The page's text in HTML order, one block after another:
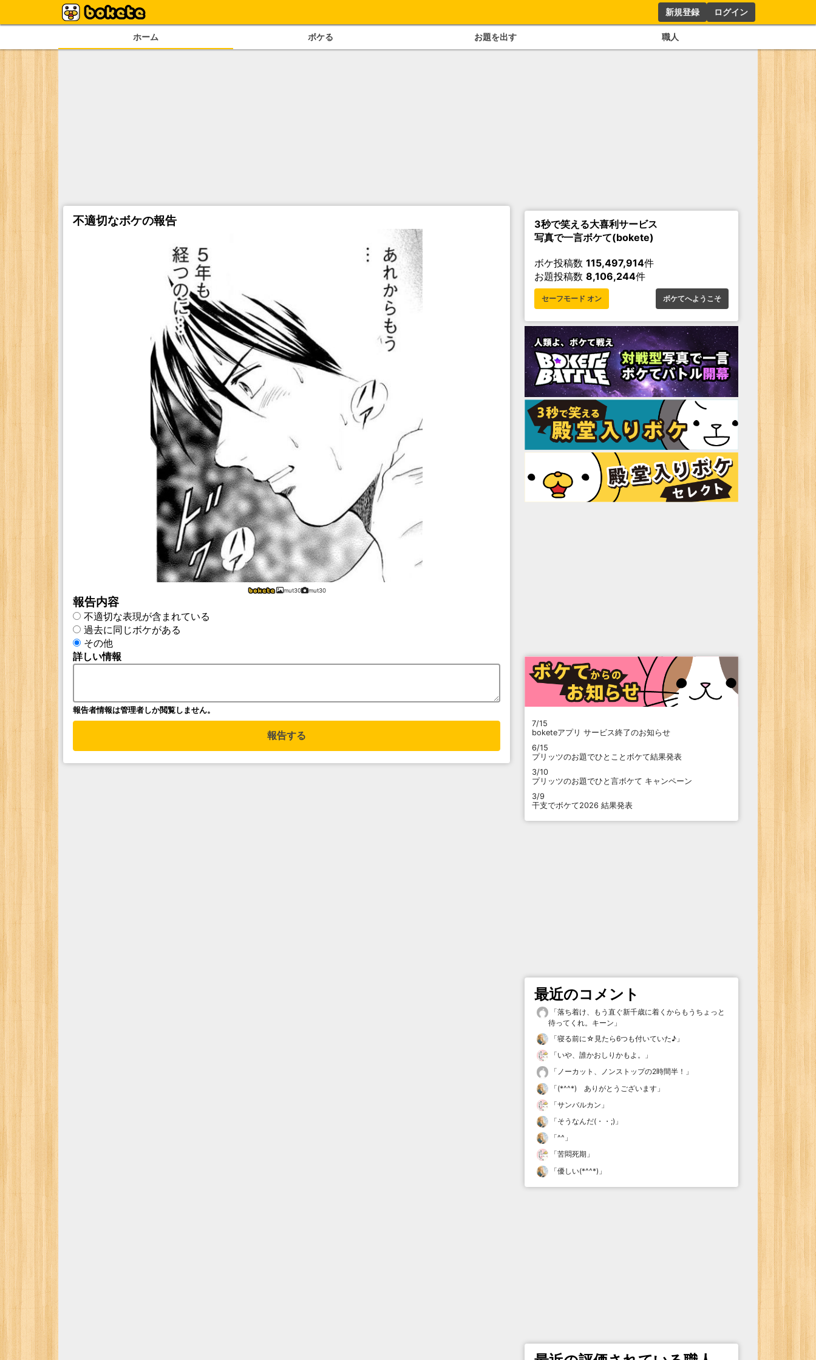
新規登録 ログイン
ホーム ボケる お題を出す 職人
不適切なボケの報告
mut30 mut30
報告内容
不適切な表現が含まれている
過去に同じボケがある
その他
詳しい情報
報告者情報は管理者しか閲覧しません。
報告する
3秒で笑える大喜利サービス
写真で一言ボケて(bokete)
ボケ投稿数 115,497,914件
お題投稿数 8,106,244件
セーフモード オン ボケてへようこそ
7/15
boketeアプリ サービス終了のお知らせ
6/15
プリッツのお題でひとことボケて結果発表
3/10
プリッツのお題でひと言ボケて キャンペーン
3/9
干支でボケて2026 結果発表
最近のコメント
「落ち着け、もう直ぐ新千歳に着くからもうちょっと
待ってくれ。キーン 」
「寝る前に☆見たら6つも付いていた♪ 」
「いや、誰かおしりかもよ。
」
「 ノーカット、ノンストップの2時間半！ 」
「(*^^*) ありがとうございます 」
「サンバルカン 」
「そうなんだ(・・;) 」
「^^ 」
「苦悶死期 」
「優しい(*^^*) 」